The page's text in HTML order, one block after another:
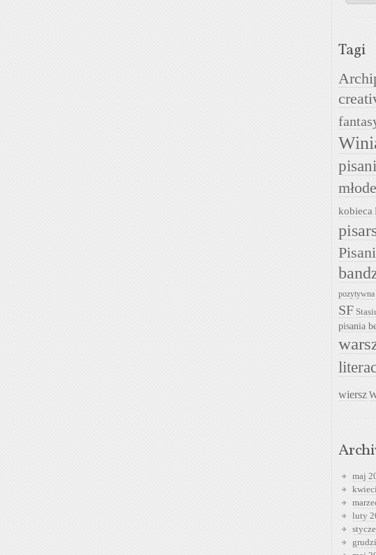
Tagi
kobieca
pozytywna
SF
pisania
wiersz
maj
luty